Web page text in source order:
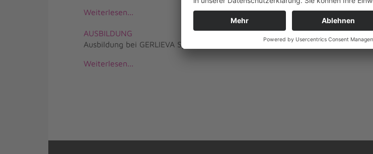
Weiterlesen...
AUSBILDUNG
Ausbildung bei GERLIEVA Sprühtechnik GmbH zum MECHATRONIKER (M/W/D)!
Weiterlesen...